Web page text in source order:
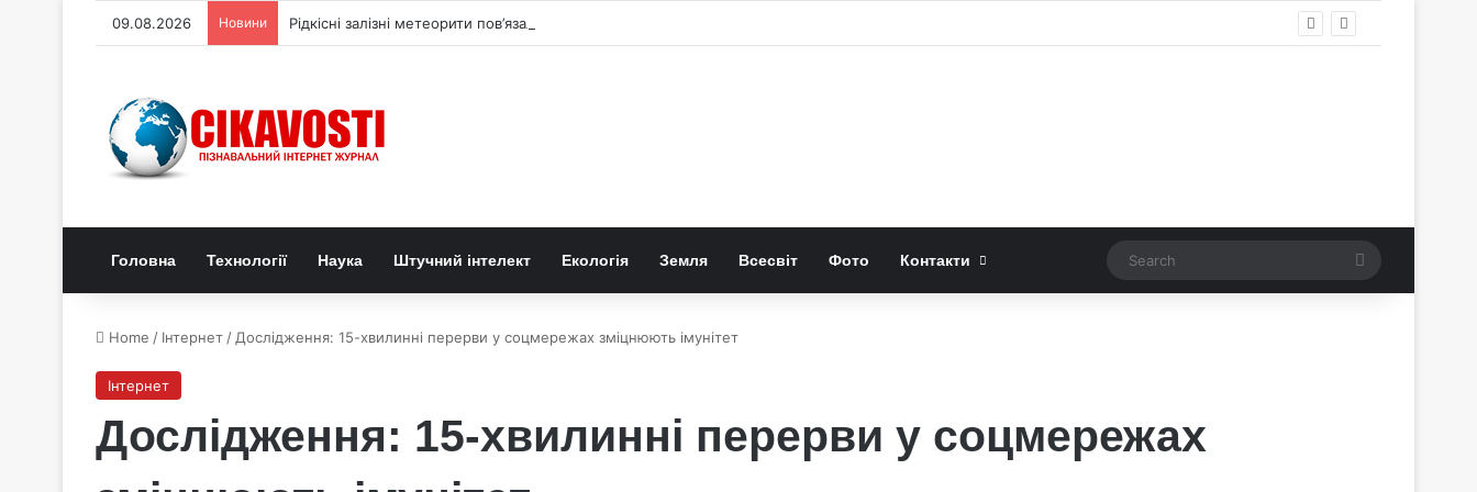
09.08.2026 Новини Рідкісні залізні метеорити пов’язали з ядром астероїда Вести
Головна Технології Наука Штучний інтелект Екологія Земля Всесвіт Фото Контакти Search
Home / Інтернет / Дослідження: 15-хвилинні перерви у соцмережах зміцнюють імунітет
Інтернет
Дослідження: 15-хвилинні перерви у соцмережах